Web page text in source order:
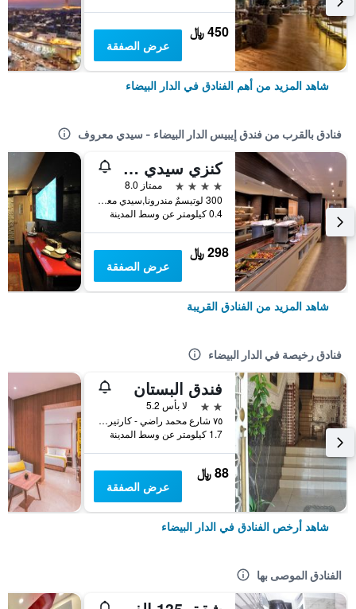
450 ﷼
عرض الصفقة
شاهد المزيد من أهم الفنادق في الدار البيضاء
فنادق بالقرب من فندق إيبيس الدار البيضاء - سيدي معروف
كنزي سيدي معروف
4 نجوم
ممتاز 8.0
300 لوتيسمٌ مندرونا,سيدي معروف, الدار البيضاء, المغرب
0.4 كيلومتر عن وسط المدينة
298 ﷼
عرض الصفقة
شاهد المزيد من الفنادق القريبة
فنادق رخيصة في الدار البيضاء
فندق البستان
2 نجمتين
لا بأس 5.2
٧٥ شارع محمد راضي - كارتير دو لا غير, الدار البيضاء, المغرب
1.7 كيلومتر عن وسط المدينة
88 ﷼
عرض الصفقة
شاهد أرخص الفنادق في الدار البيضاء
الفنادق الموصى بها